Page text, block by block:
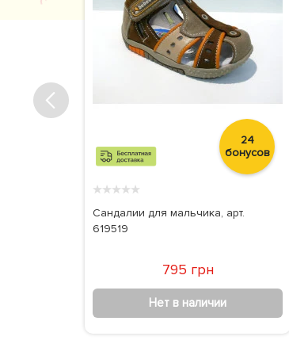
24
бонусов
★★★★★
Сандалии для мальчика, арт.
619519
795 грн
Нет в наличии